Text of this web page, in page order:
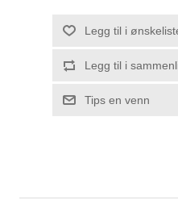
Legg til i
Legg til i
Tips en venn